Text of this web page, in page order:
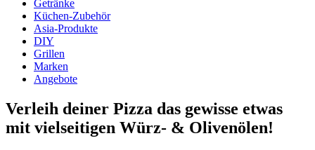
Getränke
Küchen-Zubehör
Asia-Produkte
DIY
Grillen
Marken
Angebote
Verleih deiner Pizza das gewisse etwas
mit vielseitigen Würz- & Olivenölen!